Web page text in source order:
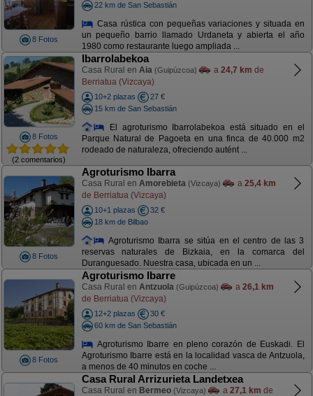
8 Fotos
22 km de San Sebastián
Casa rústica con pequeñas variaciones y situada en
un pequeño barrio llamado Urdaneta y abierta el año
1980 como restaurante luego ampliada ...
8 Fotos
(2 comentarios)
Ibarrolabekoa
Casa Rural en Aia (Guipúzcoa) a 24,7 km de
Berriatua (Vizcaya)
10+2 plazas
27 €
15 km de San Sebastián
El agroturismo Ibarrolabekoa está situado en el
Parque Natural de Pagoeta en una finca de 40.000 m2
rodeado de naturaleza, ofreciendo autént ...
8 Fotos
Agroturismo Ibarra
Casa Rural en Amorebieta (Vizcaya) a 25,4 km
de Berriatua (Vizcaya)
10+1 plazas
32 €
18 km de Bilbao
Agroturismo Ibarra se sitúa en el centro de las 3
reservas naturales de Bizkaia, en la comarca del
Duranguesado. Nuestra casa, ubicada en un ...
8 Fotos
Agroturismo Ibarre
Casa Rural en Antzuola (Guipúzcoa) a 26,1 km
de Berriatua (Vizcaya)
12+2 plazas
30 €
60 km de San Sebastián
Agroturismo Ibarre en pleno corazón de Euskadi. El
Agroturismo Ibarre está en la localidad vasca de Antzuola,
a menos de 40 minutos en coche ...
Casa Rural Arrizurieta Landetxea
Casa Rural en Bermeo (Vizcaya) a 27,1 km de